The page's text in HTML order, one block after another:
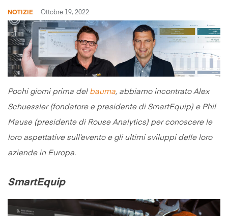
NOTIZIE Ottobre 19, 2022
Pochi giorni prima del bauma, abbiamo incontrato Alex
Schuessler (fondatore e presidente di SmartEquip) e Phil
Mause (presidente di Rouse Analytics) per conoscere le
loro aspettative sull’evento e gli ultimi sviluppi delle loro
aziende in Europa.
SmartEquip